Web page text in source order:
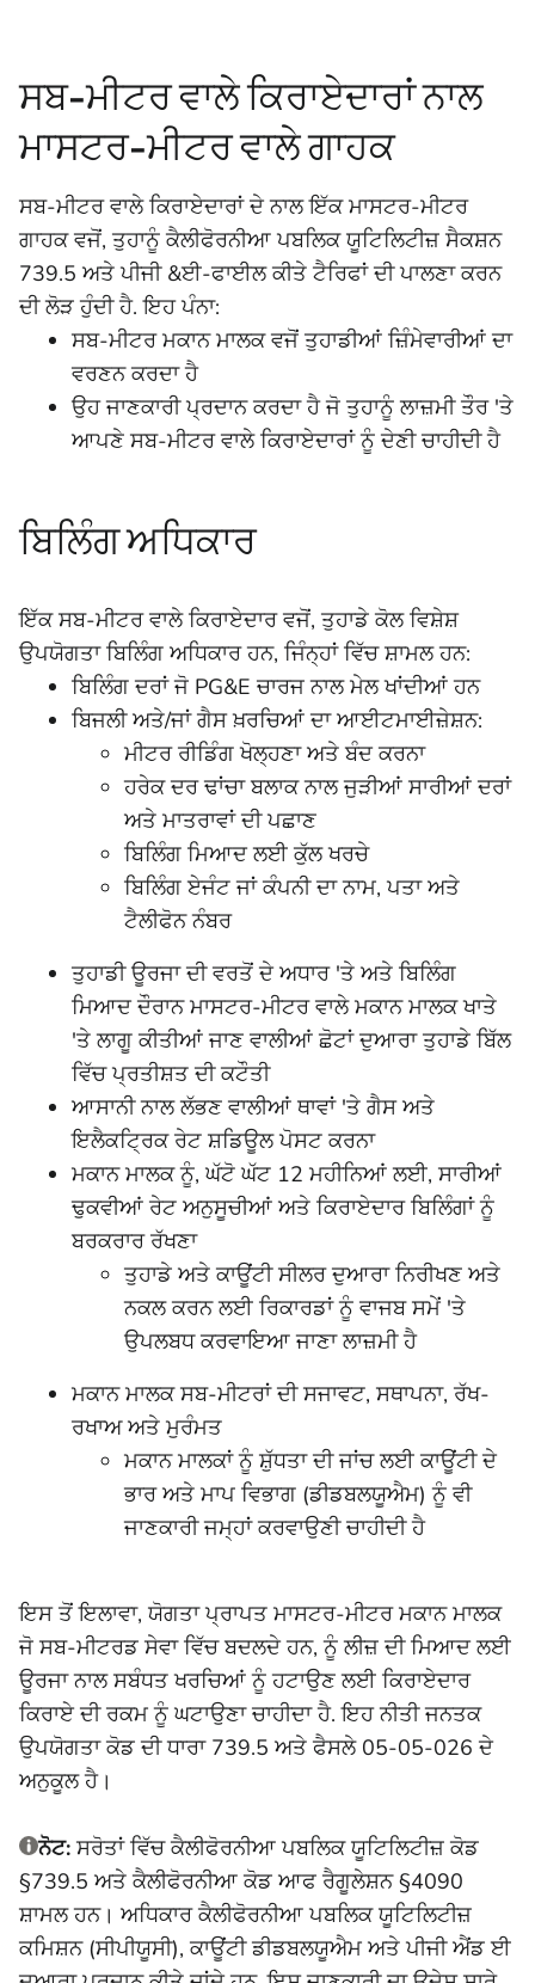
ਸਬ-ਮੀਟਰ ਵਾਲੇ ਕਿਰਾਏਦਾਰਾਂ ਨਾਲ
ਮਾਸਟਰ-ਮੀਟਰ ਵਾਲੇ ਗਾਹਕ
ਸਬ-ਮੀਟਰ ਵਾਲੇ ਕਿਰਾਏਦਾਰਾਂ ਦੇ ਨਾਲ ਇੱਕ ਮਾਸਟਰ-ਮੀਟਰ
ਗਾਹਕ ਵਜੋਂ, ਤੁਹਾਨੂੰ ਕੈਲੀਫੋਰਨੀਆ ਪਬਲਿਕ ਯੂਟਿਲਿਟੀਜ਼ ਸੈਕਸ਼ਨ
739.5 ਅਤੇ ਪੀਜੀ &ਈ-ਫਾਈਲ ਕੀਤੇ ਟੈਰਿਫਾਂ ਦੀ ਪਾਲਣਾ ਕਰਨ
ਦੀ ਲੋੜ ਹੁੰਦੀ ਹੈ. ਇਹ ਪੰਨਾ:
ਸਬ-ਮੀਟਰ ਮਕਾਨ ਮਾਲਕ ਵਜੋਂ ਤੁਹਾਡੀਆਂ ਜ਼ਿੰਮੇਵਾਰੀਆਂ ਦਾ
ਵਰਣਨ ਕਰਦਾ ਹੈ
ਉਹ ਜਾਣਕਾਰੀ ਪ੍ਰਦਾਨ ਕਰਦਾ ਹੈ ਜੋ ਤੁਹਾਨੂੰ ਲਾਜ਼ਮੀ ਤੌਰ 'ਤੇ
ਆਪਣੇ ਸਬ-ਮੀਟਰ ਵਾਲੇ ਕਿਰਾਏਦਾਰਾਂ ਨੂੰ ਦੇਣੀ ਚਾਹੀਦੀ ਹੈ
ਬਿਲਿੰਗ ਅਧਿਕਾਰ
ਇੱਕ ਸਬ-ਮੀਟਰ ਵਾਲੇ ਕਿਰਾਏਦਾਰ ਵਜੋਂ, ਤੁਹਾਡੇ ਕੋਲ ਵਿਸ਼ੇਸ਼
ਉਪਯੋਗਤਾ ਬਿਲਿੰਗ ਅਧਿਕਾਰ ਹਨ, ਜਿੰਨ੍ਹਾਂ ਵਿੱਚ ਸ਼ਾਮਲ ਹਨ:
ਬਿਲਿੰਗ ਦਰਾਂ ਜੋ PG&E ਚਾਰਜ ਨਾਲ ਮੇਲ ਖਾਂਦੀਆਂ ਹਨ
ਬਿਜਲੀ ਅਤੇ/ਜਾਂ ਗੈਸ ਖ਼ਰਚਿਆਂ ਦਾ ਆਈਟਮਾਈਜ਼ੇਸ਼ਨ:
ਮੀਟਰ ਰੀਡਿੰਗ ਖੋਲ੍ਹਣਾ ਅਤੇ ਬੰਦ ਕਰਨਾ
ਹਰੇਕ ਦਰ ਢਾਂਚਾ ਬਲਾਕ ਨਾਲ ਜੁੜੀਆਂ ਸਾਰੀਆਂ ਦਰਾਂ
ਅਤੇ ਮਾਤਰਾਵਾਂ ਦੀ ਪਛਾਣ
ਬਿਲਿੰਗ ਮਿਆਦ ਲਈ ਕੁੱਲ ਖਰਚੇ
ਬਿਲਿੰਗ ਏਜੰਟ ਜਾਂ ਕੰਪਨੀ ਦਾ ਨਾਮ, ਪਤਾ ਅਤੇ
ਟੈਲੀਫੋਨ ਨੰਬਰ
ਤੁਹਾਡੀ ਊਰਜਾ ਦੀ ਵਰਤੋਂ ਦੇ ਅਧਾਰ 'ਤੇ ਅਤੇ ਬਿਲਿੰਗ
ਮਿਆਦ ਦੌਰਾਨ ਮਾਸਟਰ-ਮੀਟਰ ਵਾਲੇ ਮਕਾਨ ਮਾਲਕ ਖਾਤੇ
'ਤੇ ਲਾਗੂ ਕੀਤੀਆਂ ਜਾਣ ਵਾਲੀਆਂ ਛੋਟਾਂ ਦੁਆਰਾ ਤੁਹਾਡੇ ਬਿੱਲ
ਵਿੱਚ ਪ੍ਰਤੀਸ਼ਤ ਦੀ ਕਟੌਤੀ
ਆਸਾਨੀ ਨਾਲ ਲੱਭਣ ਵਾਲੀਆਂ ਥਾਵਾਂ 'ਤੇ ਗੈਸ ਅਤੇ
ਇਲੈਕਟ੍ਰਿਕ ਰੇਟ ਸ਼ਡਿਊਲ ਪੋਸਟ ਕਰਨਾ
ਮਕਾਨ ਮਾਲਕ ਨੂੰ, ਘੱਟੋ ਘੱਟ 12 ਮਹੀਨਿਆਂ ਲਈ, ਸਾਰੀਆਂ
ਢੁਕਵੀਆਂ ਰੇਟ ਅਨੁਸੂਚੀਆਂ ਅਤੇ ਕਿਰਾਏਦਾਰ ਬਿਲਿੰਗਾਂ ਨੂੰ
ਬਰਕਰਾਰ ਰੱਖਣਾ
ਤੁਹਾਡੇ ਅਤੇ ਕਾਊਂਟੀ ਸੀਲਰ ਦੁਆਰਾ ਨਿਰੀਖਣ ਅਤੇ
ਨਕਲ ਕਰਨ ਲਈ ਰਿਕਾਰਡਾਂ ਨੂੰ ਵਾਜਬ ਸਮੇਂ 'ਤੇ
ਉਪਲਬਧ ਕਰਵਾਇਆ ਜਾਣਾ ਲਾਜ਼ਮੀ ਹੈ
ਮਕਾਨ ਮਾਲਕ ਸਬ-ਮੀਟਰਾਂ ਦੀ ਸਜਾਵਟ, ਸਥਾਪਨਾ, ਰੱਖ-
ਰਖਾਅ ਅਤੇ ਮੁਰੰਮਤ
ਮਕਾਨ ਮਾਲਕਾਂ ਨੂੰ ਸ਼ੁੱਧਤਾ ਦੀ ਜਾਂਚ ਲਈ ਕਾਊਂਟੀ ਦੇ
ਭਾਰ ਅਤੇ ਮਾਪ ਵਿਭਾਗ (ਡੀਡਬਲਯੂਐਮ) ਨੂੰ ਵੀ
ਜਾਣਕਾਰੀ ਜਮ੍ਹਾਂ ਕਰਵਾਉਣੀ ਚਾਹੀਦੀ ਹੈ
ਇਸ ਤੋਂ ਇਲਾਵਾ, ਯੋਗਤਾ ਪ੍ਰਾਪਤ ਮਾਸਟਰ-ਮੀਟਰ ਮਕਾਨ ਮਾਲਕ
ਜੋ ਸਬ-ਮੀਟਰਡ ਸੇਵਾ ਵਿੱਚ ਬਦਲਦੇ ਹਨ, ਨੂੰ ਲੀਜ਼ ਦੀ ਮਿਆਦ ਲਈ
ਊਰਜਾ ਨਾਲ ਸਬੰਧਤ ਖਰਚਿਆਂ ਨੂੰ ਹਟਾਉਣ ਲਈ ਕਿਰਾਏਦਾਰ
ਕਿਰਾਏ ਦੀ ਰਕਮ ਨੂੰ ਘਟਾਉਣਾ ਚਾਹੀਦਾ ਹੈ. ਇਹ ਨੀਤੀ ਜਨਤਕ
ਉਪਯੋਗਤਾ ਕੋਡ ਦੀ ਧਾਰਾ 739.5 ਅਤੇ ਫੈਸਲੇ 05-05-026 ਦੇ
ਅਨੁਕੂਲ ਹੈ।
ਨੋਟ: ਸਰੋਤਾਂ ਵਿੱਚ ਕੈਲੀਫੋਰਨੀਆ ਪਬਲਿਕ ਯੂਟਿਲਿਟੀਜ਼ ਕੋਡ
§739.5 ਅਤੇ ਕੈਲੀਫੋਰਨੀਆ ਕੋਡ ਆਫ ਰੈਗੂਲੇਸ਼ਨ §4090
ਸ਼ਾਮਲ ਹਨ। ਅਧਿਕਾਰ ਕੈਲੀਫੋਰਨੀਆ ਪਬਲਿਕ ਯੂਟਿਲਿਟੀਜ਼
ਕਮਿਸ਼ਨ (ਸੀਪੀਯੂਸੀ), ਕਾਊਂਟੀ ਡੀਡਬਲਯੂਐਮ ਅਤੇ ਪੀਜੀ ਐਂਡ ਈ